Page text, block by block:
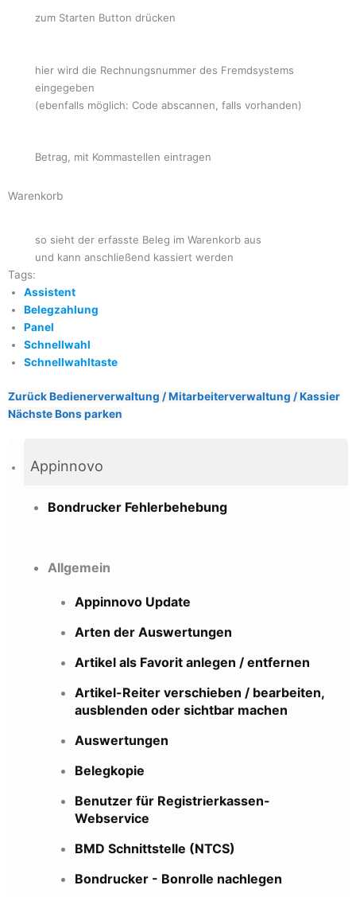
Appinnovo
Bondrucker Fehlerbehebung
Allgemein
Appinnovo Update
Arten der Auswertungen
Artikel als Favorit anlegen / entfernen
Artikel-Reiter verschieben / bearbeiten,
ausblenden oder sichtbar machen
Auswertungen
Belegkopie
Benutzer für Registrierkassen-
Webservice
BMD Schnittstelle (NTCS)
Bondrucker - Bonrolle nachlegen
zum Starten Button drücken
hier wird die Rechnungsnummer des Fremdsystems
eingegeben
(ebenfalls möglich: Code abscannen, falls vorhanden)
Betrag, mit Kommastellen eintragen
Warenkorb
so sieht der erfasste Beleg im Warenkorb aus
und kann anschließend kassiert werden
Tags:
Assistent
Belegzahlung
Panel
Schnellwahl
Schnellwahltaste
ZurückBedienerverwaltung / Mitarbeiterverwaltung / Kassier
NächsteBons parken